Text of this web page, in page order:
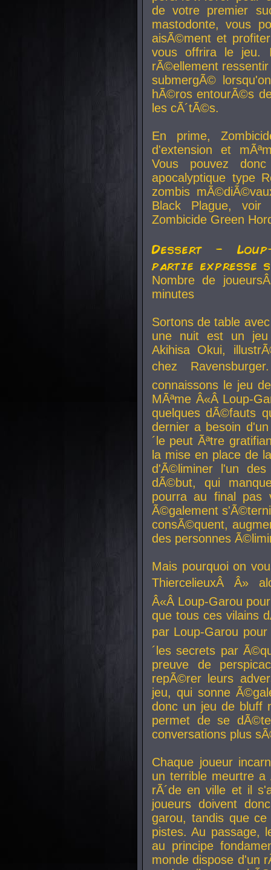
de votre premier
mastodonte, vous
aisÃ©ment et
vous offrira le jeu.
rÃ©ellement
submergÃ©
hÃ©ros entourÃ©s
les cÃ´tÃ©s.
En prime,
d'extension et
Vous pouvez
apocalyptique type
zombis
Black Plague,
Zombicide Green
Dessert -
partie expresse
Nombre de
minutes
Sortons de table
une nuit est un
Akihisa Okui,
chez
connaissons le jeu
MÃªme Â«Â Loup-
quelques dÃ©fauts
dernier a besoin
´le peut Ãªtre
la mise en place de
d'Ã©liminer l'un
dÃ©but, qui
pourra au final pas
Ã©galement
consÃ©quent,
des personnes
Mais pourquoi on
ThiercelieuxÂ Â»
Â«Â Loup-Garou
que tous ces vilains
par Loup-Garou
´les secrets par
preuve de
repÃ©rer leurs
jeu, qui sonne
donc un jeu de bluff
permet de se
conversations plus
Chaque joueur
un terrible meurtre
rÃ´de en ville et il
joueurs doivent
garou, tandis que
pistes. Au passage,
au principe
monde dispose d'un